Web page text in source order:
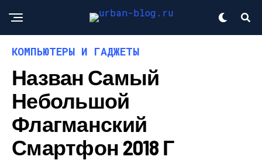
КОМПЬЮТЕРЫ И ГАДЖЕТЫ
Назван Самый
Небольшой
Флагманский
Смартфон 2018 Г